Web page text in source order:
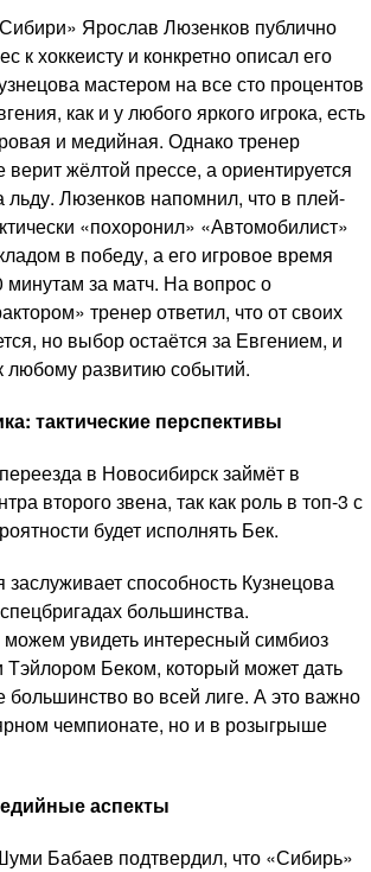
Ярослав Люзенков публично
к хоккеисту и конкретно описал его
мастером на все сто процентов
как и у любого яркого игрока, есть
и медийная. Однако тренер
верит жёлтой прессе, а ориентируется
льду. Люзенков напомнил, что в плей-
«похоронил» «Автомобилист»
в победу, а его игровое время
минутам за матч. На вопрос о
тренер ответил, что от своих
но выбор остаётся за Евгением, и
любому развитию событий.
тактические перспективы
в Новосибирск займёт в
второго звена, так как роль в топ-3 с
будет исполнять Бек.
способность Кузнецова
большинства.
увидеть интересный симбиоз
Беком, который может дать
во всей лиге. А это важно
чемпионате, но и в розыгрыше
аспекты
Бабаев подтвердил, что «Сибирь»